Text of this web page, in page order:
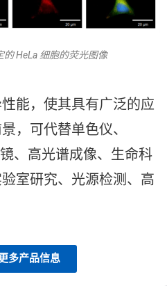
HeLa 细胞的荧光图像
能，使其具有广泛的应
，可代替单色仪、
、高光谱成像、生命科
室研究、光源检测、高
多产品信息